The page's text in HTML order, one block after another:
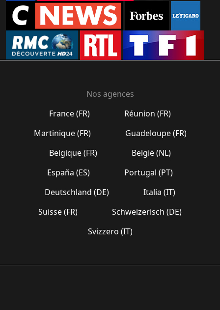
Nos agences
France (FR)
Réunion (FR)
Martinique (FR)
Guadeloupe (FR)
Belgique (FR)
België (NL)
España (ES)
Portugal (PT)
Deutschland (DE)
Italia (IT)
Suisse (FR)
Schweizerisch (DE)
Svizzero (IT)